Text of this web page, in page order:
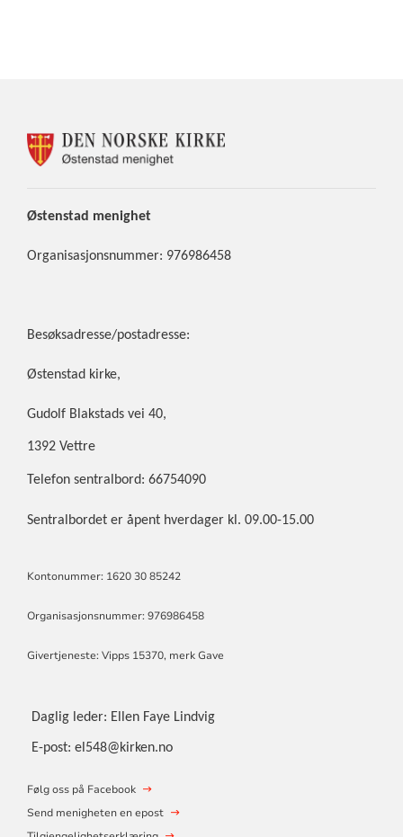
KONTAKTINFORMASJON
Østenstad menighet
Organisasjonsnummer: 976986458
Besøksadresse/postadresse:
Østenstad kirke,
Gudolf Blakstads vei 40,
1392 Vettre
Telefon sentralbord: 66754090
Sentralbordet er åpent hverdager kl. 09.00-15.00
Kontonummer: 1620 30 85242
Organisasjonsnummer: 976986458
Givertjeneste: Vipps 15370, merk Gave
Daglig leder: Ellen Faye Lindvig
E-post: el548@kirken.no
Følg oss på Facebook
Send menigheten en epost